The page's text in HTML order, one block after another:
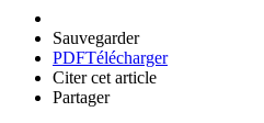
Sauvegarder
PDFTélécharger
Citer cet article
Partager